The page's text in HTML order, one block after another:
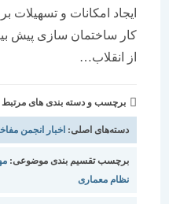
ایجاد امکانات و تسهیلات برای
کار ساختمان سازی پیش بینی
از انقلاب…
برچسب و دسته بندی های مرتبط به این
دسته‌های اصلی:اخبار انجمن مفاخر
برچسب تقسیم بندی موضوعی:مهندسی
نظام معماری